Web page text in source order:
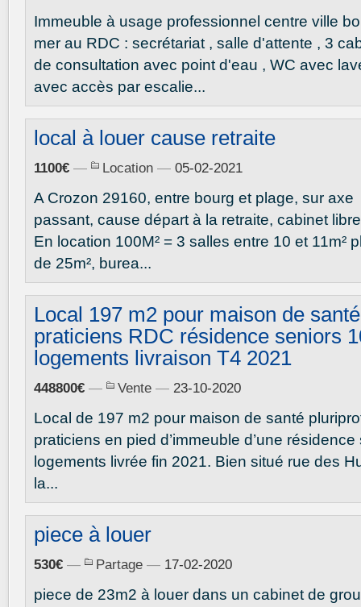
Immeuble à usage professionnel centre ville
mer au RDC : secrétariat , salle d'attente , 3
de consultation avec point d'eau , WC avec
avec accès par escalie...
local à louer cause retraite
1100€ — Location — 05-02-2021
A Crozon 29160, entre bourg et plage, sur axe
passant, cause départ à la retraite, cabinet
En location 100M² = 3 salles entre 10 et 11m²
de 25m², burea...
Local 197 m2 pour maison de
praticiens RDC résidence seniors
logements livraison T4 2021
448800€ — Vente — 23-10-2020
Local de 197 m2 pour maison de santé
praticiens en pied d’immeuble d’une
logements livrée fin 2021. Bien situé rue des
la...
piece à louer
530€ — Partage — 17-02-2020
piece de 23m2 à louer dans un cabinet de